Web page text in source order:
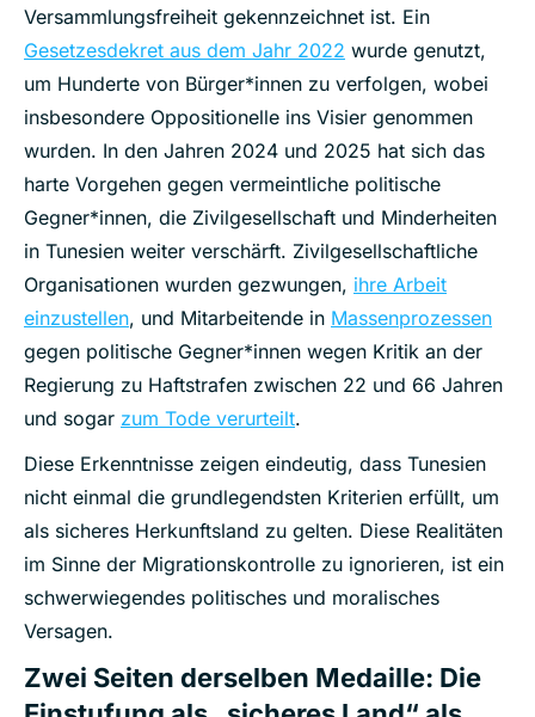
Versammlungsfreiheit gekennzeichnet ist. Ein
Gesetzesdekret aus dem Jahr 2022 wurde genutzt,
um Hunderte von Bürger*innen zu verfolgen, wobei
insbesondere Oppositionelle ins Visier genommen
wurden. In den Jahren 2024 und 2025 hat sich das
harte Vorgehen gegen vermeintliche politische
Gegner*innen, die Zivilgesellschaft und Minderheiten
in Tunesien weiter verschärft. Zivilgesellschaftliche
Organisationen wurden gezwungen, ihre Arbeit
einzustellen, und Mitarbeitende in Massenprozessen
gegen politische Gegner*innen wegen Kritik an der
Regierung zu Haftstrafen zwischen 22 und 66 Jahren
und sogar zum Tode verurteilt.
Diese Erkenntnisse zeigen eindeutig, dass Tunesien
nicht einmal die grundlegendsten Kriterien erfüllt, um
als sicheres Herkunftsland zu gelten. Diese Realitäten
im Sinne der Migrationskontrolle zu ignorieren, ist ein
schwerwiegendes politisches und moralisches
Versagen.
Zwei Seiten derselben Medaille: Die